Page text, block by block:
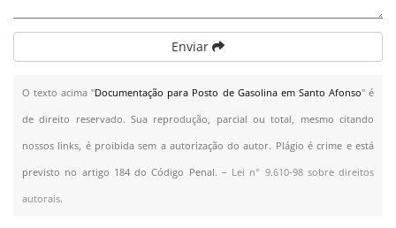
Enviar
O texto acima "Documentação para Posto de Gasolina em Santo Afonso" é
de direito reservado. Sua reprodução, parcial ou total, mesmo citando
nossos links, é proibida sem a autorização do autor. Plágio é crime e está
previsto no artigo 184 do Código Penal. – Lei n° 9.610-98 sobre direitos
autorais.